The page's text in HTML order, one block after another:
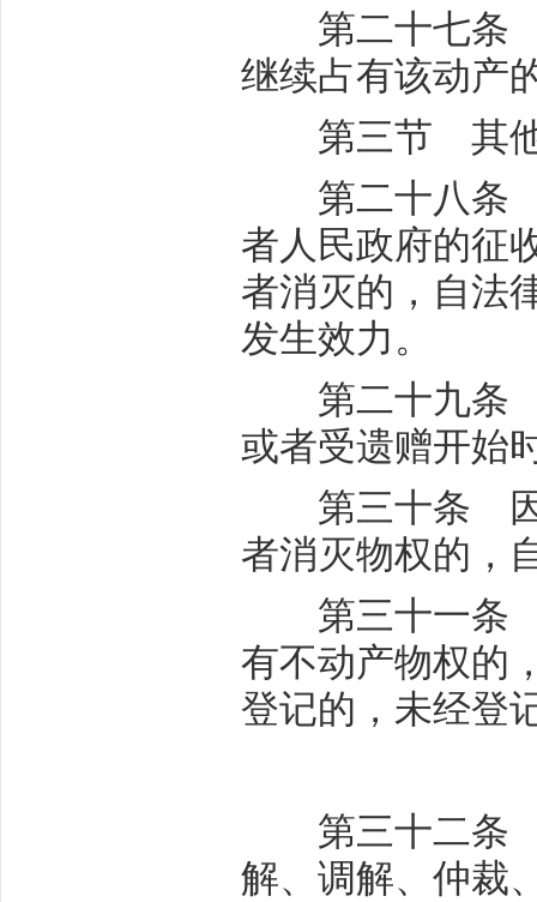
第二十七条
继续占有该动产
第三节 其他
第二十八条
者人民政府的征
者消灭的，自法
发生效力。
第二十九条
或者受遗赠开始
第三十条 因
者消灭物权的，
第三十一条
有不动产物权的
登记的，未经登
第三十二条
解、调解、仲裁